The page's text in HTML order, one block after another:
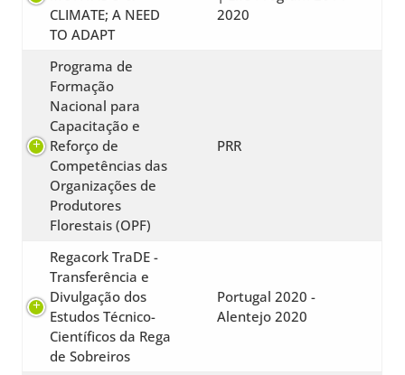
CLIMATE; A NEED
TO ADAPT
2020
Programa de
Formação
Nacional para
Capacitação e
Reforço de
Competências das
Organizações de
Produtores
Florestais (OPF)
PRR
Regacork TraDE -
Transferência e
Divulgação dos
Estudos Técnico-
Científicos da Rega
de Sobreiros
Portugal 2020 -
Alentejo 2020